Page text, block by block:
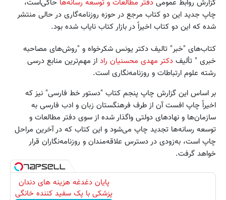
گزارش روابط عمومی دفتر مطالعات و توسعه رسانه‌ها حاکی‌است،
چاپ جدید این دو کتاب مرجع در حوزه روزنامه‌گاری در حالی منتشر
شده که این دو کتاب اخیراً در بازار کتاب نایاب شده بود.
کتاب‌های "خبر" تالیف دکتر یونس شکرخواه و "روش‌های مصاحبه
خبری " تألیف دکتر مهدی محسنیان راد از مهم‌ترین منابع درسی
رشته علوم ارتباطات و روزنامه‌نگاری است.
بر اساس این گزارش چاپ پنجم کتاب "دستور خط فارسی" نیز که
اخیراً چاپ افست آن از طرف فرهنگستان زبان و ادب فارسی به
سازمان‌ها و نهادهای دولتی واگذار شده از سوی دفتر مطالعات و
توسعه رسانه‌ها تجدید چاپ می‌شود و این کتاب که در آخرین مراحل
چاپ است، به‌زودی در دسترس علاقه‌مندان و روزنامه‌نگاران قرار
خواهد گرفت.
پایان دغدغه هزینه های دندان
پزشکی با پک سفید کننده خانگی